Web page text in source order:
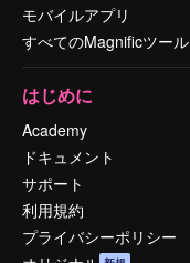
モバイルアプリ
すべてのMagnificツール
はじめに
Academy
ドキュメント
サポート
利用規約
プライバシーポリシー